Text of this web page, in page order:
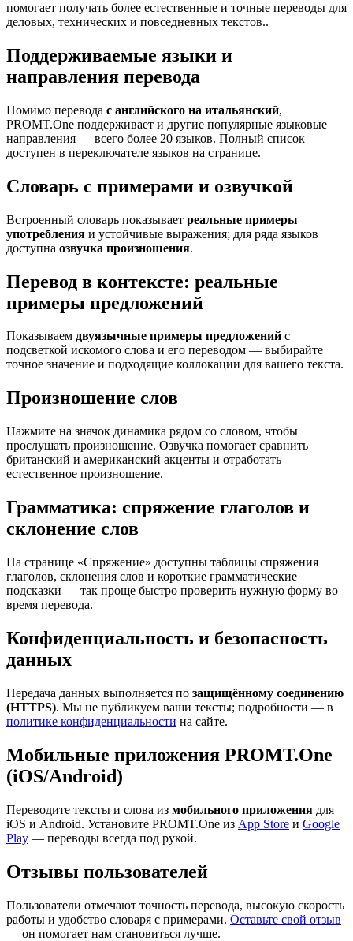
помогает получать более естественные и точные переводы для
деловых, технических и повседневных текстов..
Поддерживаемые языки и
направления перевода
Помимо перевода с английского на итальянский,
PROMT.One поддерживает и другие популярные языковые
направления — всего более 20 языков. Полный список
доступен в переключателе языков на странице.
Словарь с примерами и озвучкой
Встроенный словарь показывает реальные примеры
употребления и устойчивые выражения; для ряда языков
доступна озвучка произношения.
Перевод в контексте: реальные
примеры предложений
Показываем двуязычные примеры предложений с
подсветкой искомого слова и его переводом — выбирайте
точное значение и подходящие коллокации для вашего текста.
Произношение слов
Нажмите на значок динамика рядом со словом, чтобы
прослушать произношение. Озвучка помогает сравнить
британский и американский акценты и отработать
естественное произношение.
Грамматика: спряжение глаголов и
склонение слов
На странице «Спряжение» доступны таблицы спряжения
глаголов, склонения слов и короткие грамматические
подсказки — так проще быстро проверить нужную форму во
время перевода.
Конфиденциальность и безопасность
данных
Передача данных выполняется по защищённому соединению
(HTTPS). Мы не публикуем ваши тексты; подробности — в
политике конфиденциальности на сайте.
Мобильные приложения PROMT.One
(iOS/Android)
Переводите тексты и слова из мобильного приложения для
iOS и Android. Установите PROMT.One из App Store и Google
Play — переводы всегда под рукой.
Отзывы пользователей
Пользователи отмечают точность перевода, высокую скорость
работы и удобство словаря с примерами. Оставьте свой отзыв
— он помогает нам становиться лучше.